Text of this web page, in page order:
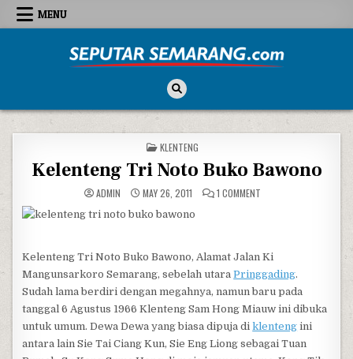
Skip to content
MENU
POSTED IN
KLENTENG
Kelenteng Tri Noto Buko Bawono
ADMIN MAY 26, 2011 1 COMMENT
Kelenteng Tri Noto Buko Bawono, Alamat Jalan Ki
Mangunsarkoro Semarang, sebelah utaraPringgading.
Sudah lama berdiri dengan megahnya, namun baru pada
tanggal 6 Agustus 1966 Klenteng Sam Hong Miauw ini dibuka
untuk umum. Dewa Dewa yang biasa dipuja diklenteng ini
antara lain Sie Tai Ciang Kun, Sie Eng Liong sebagai Tuan